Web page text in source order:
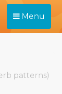
Menu
patterns)